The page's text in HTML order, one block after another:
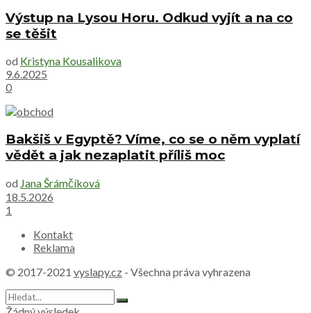
Výstup na Lysou Horu. Odkud vyjít a na co
se těšit
od Kristyna Kousalikova
9.6.2025
0
Bakšiš v Egyptě? Víme, co se o něm vyplatí
vědět a jak nezaplatit příliš moc
od Jana Šrámčíková
18.5.2026
1
Kontakt
Reklama
© 2017-2021 vyslapy.cz - Všechna práva vyhrazena